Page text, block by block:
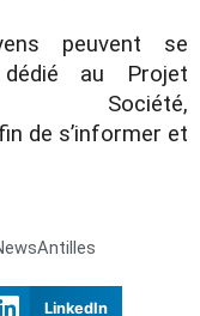
peuvent se
au Projet
Société,
de s’informer et
LinkedIn